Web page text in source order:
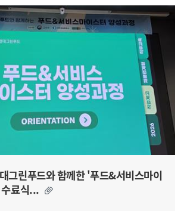
그린푸드와 함께한 '푸드&서비스마이
료식...